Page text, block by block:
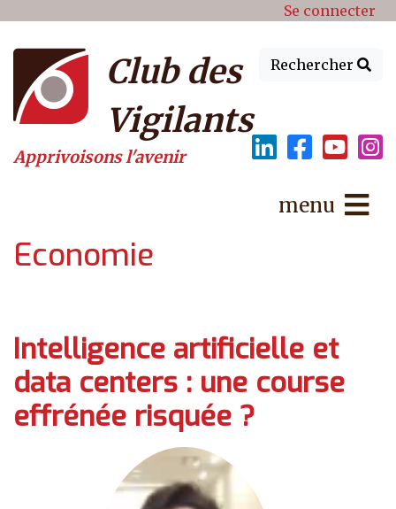
Menu du compte de Se connecter
Rechercher
Club des
Vigilants
Apprivoisons l'avenir
menu
Economie
Intelligence artificielle et
data centers : une course
effrénée risquée ?